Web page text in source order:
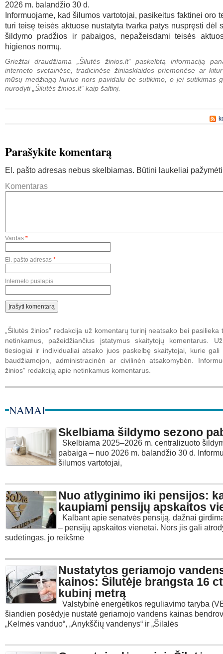
2026 m. balandžio 30 d.
Informuojame, kad šilumos vartotojai, pasikeitus faktinei oro
turi teisę teisės aktuose nustatyta tvarka patys nuspręsti dėl
šildymo pradžios ir pabaigos, nepažeisdami teisės
higienos normų.
Griežtai draudžiama „Šilutės žinios.lt“ paskelbtą informaciją
interneto svetainėse, tradicinėse žiniasklaidos priemonėse ar
mūsų medžiagą kuriuo nors pavidalu be sutikimo, o jei sutikimas
nurodyti „Šilutės žinios.lt“ kaip šaltinį.
Parašykite komentarą
El. pašto adresas nebus skelbiamas. Būtini laukeliai
Komentaras
Vardas *
El. pašto adresas *
Interneto puslapis
„Šilutės žinios” redakcija už komentarų turinį neatsako bei pasilieka
netinkamus, pažeidžiančius įstatymus skaitytojų komentarus.
tiesiogiai ir individualiai atsako juos paskelbę skaitytojai, kurie gali
baudžiamojon, administracinėn ar civilinėn atsakomybėn.
žinios” redakciją apie netinkamus komentarus.
NAMAI
Skelbiama šildymo sezono
Skelbiama 2025–2026 m. centralizuoto
pabaiga – nuo 2026 m. balandžio 30 d.
šilumos vartotojai,
Nuo atlyginimo iki pensijos:
kaupiami pensijų apskaitos
Kalbant apie senatvės pensiją, dažnai
– pensijų apskaitos vienetai. Nors jis gali
sudėtingas, jo reikšmė
Nustatytos geriamojo
kainos: Šilutėje brangsta 16
kubinį metrą
Valstybinė energetikos reguliavimo taryba
šiandien posėdyje nustatė geriamojo vandens kainas
„Kelmės vanduo“, „Anykščių vandenys“ ir „Šilalės